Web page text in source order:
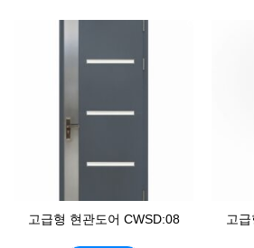
고급형 현관도어 CWSD:08 고